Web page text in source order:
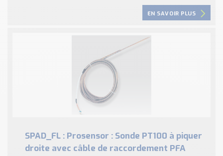
EN SAVOIR PLUS
SPAD_FL : Prosensor : Sonde PT100 à piquer
droite avec câble de raccordement PFA